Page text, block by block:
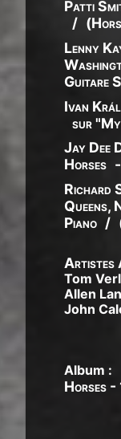
Patti
/ (
Lenny
Guitare
Ivan Král
sur
Jay Dee
Horses -
Richard
Queens,
Piano /
Artistes
Tom
Allen
John
Album :
Horses -